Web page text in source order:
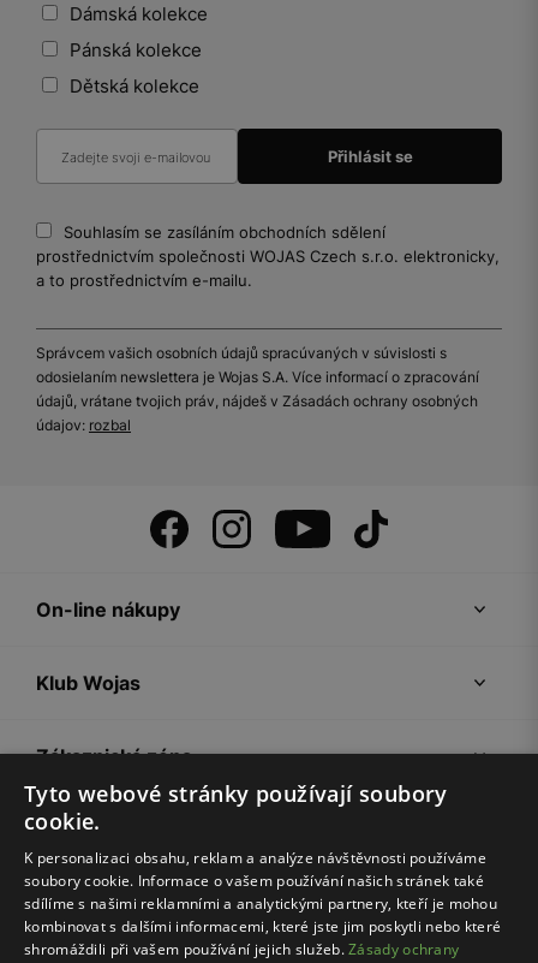
Dámská kolekce
Pánská kolekce
Dětská kolekce
Souhlasím se zasíláním obchodních sdělení
prostřednictvím společnosti WOJAS Czech s.r.o. elektronicky,
a to prostřednictvím e-mailu.
Správcem vašich osobních údajů spracúvaných v súvislosti s
odosielaním newslettera je Wojas S.A. Více informací o zpracování
údajů, vrátane tvojich práv, nájdeš v Zásadách ochrany osobných
údajov: rozbal
On-line nákupy
Klub Wojas
Zákaznická zóna
Společnost Wojas
Rady
Tyto webové stránky používají soubory
cookie.
K personalizaci obsahu, reklam a analýze návštěvnosti používáme
soubory cookie. Informace o vašem používání našich stránek také
sdílíme s našimi reklamními a analytickými partnery, kteří je mohou
kombinovat s dalšími informacemi, které jste jim poskytli nebo které
shromáždili při vašem používání jejich služeb.Zásady ochrany